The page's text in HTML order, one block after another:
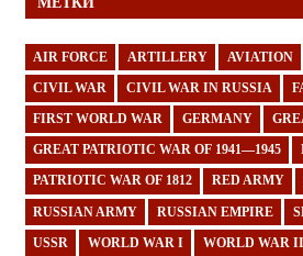
AIR FORCE ARTILLERY AVIATION
CIVIL WAR CIVIL WAR IN RUSSIA
FIRST WORLD WAR GERMANY
GREAT PATRIOTIC WAR OF 1941—1945
PATRIOTIC WAR OF 1812 RED ARMY
RUSSIAN ARMY RUSSIAN EMPIRE
USSR WORLD WAR I WORLD WAR II